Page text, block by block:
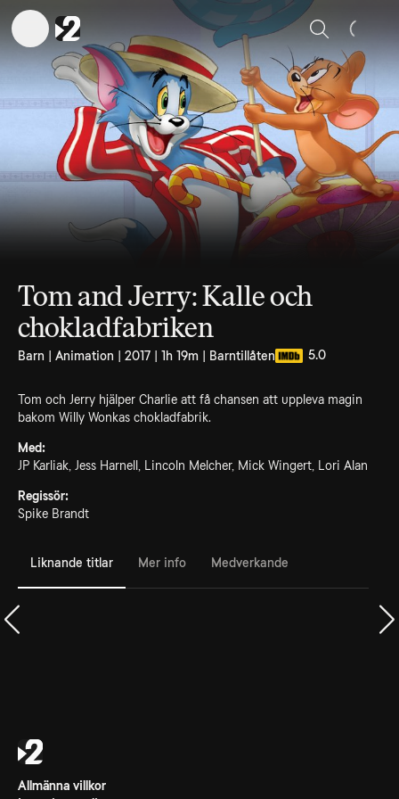
Sök
Tom and Jerry: Kalle och
chokladfabriken
Barn | Animation | 2017 | 1h 19m | Barntillåten 5.0
Tom och Jerry hjälper Charlie att få chansen att uppleva magin
bakom Willy Wonkas chokladfabrik.
Med:
JP Karliak, Jess Harnell, Lincoln Melcher, Mick Wingert, Lori Alan
Regissör:
Spike Brandt
Liknande titlar Mer info Medverkande
Allmänna villkor